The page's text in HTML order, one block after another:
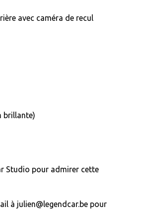
avec caméra de recul
brillante)
Studio pour admirer cette
à julien@legendcar.be pour